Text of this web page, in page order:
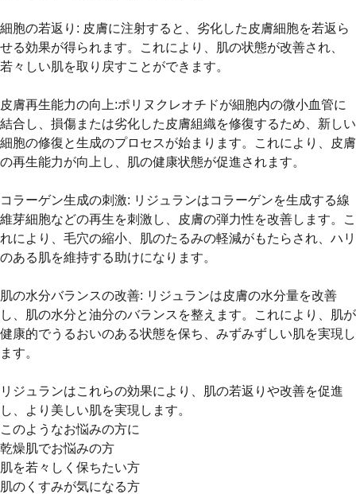
細胞の若返り : 皮膚に注射すると、劣化した皮膚細胞を若返ら
せる効果が得られます。これにより、肌の状態が改善され、
若々しい肌を取り戻すことができます。
皮膚再生能力の向上:ポリヌクレオチドが細胞内の微小血管に
結合し、損傷または劣化した皮膚組織を修復するため、新しい
細胞の修復と生成のプロセスが始まります。これにより、皮膚
の再生能力が向上し、肌の健康状態が促進されます。
コラーゲン生成の刺激: リジュランはコラーゲンを生成する線
維芽細胞などの再生を刺激し、皮膚の弾力性を改善します。こ
れにより、毛穴の縮小、肌のたるみの軽減がもたらされ、ハリ
のある肌を維持する助けになります。
肌の水分バランスの改善: リジュランは皮膚の水分量を改善
し、肌の水分と油分のバランスを整えます。これにより、肌が
健康的でうるおいのある状態を保ち、みずみずしい肌を実現し
ます。
リジュランはこれらの効果により、肌の若返りや改善を促進
し、より美しい肌を実現します。
このようなお悩みの方に
乾燥肌でお悩みの方
肌を若々しく保ちたい方
肌のくすみが気になる方